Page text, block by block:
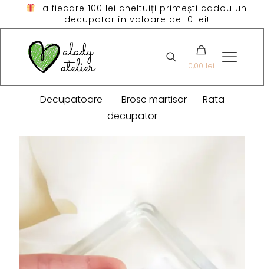
La fiecare 100 lei cheltuiți primești cadou un
decupator în valoare de 10 lei!
0,00 lei
Decupatoare - Brose martisor - Rata
decupator